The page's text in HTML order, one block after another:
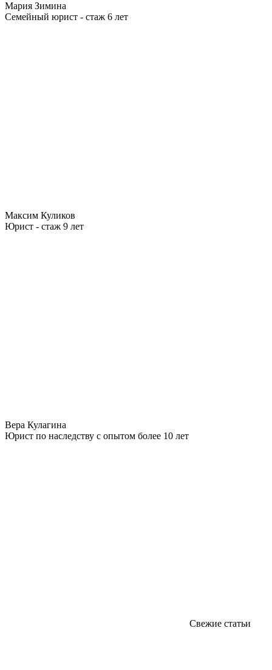
Мария Зимина
Семейный юрист - стаж 6 лет
Максим Куликов
Юрист - стаж 9 лет
Вера Кулагина
Юрист по наследству с опытом более 10 лет
Свежие статьи